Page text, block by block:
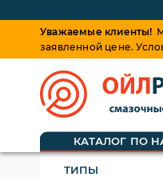
Уважаемые клиенты!
заявленной цене.
КАТАЛОГ ПО
ТИПЫ